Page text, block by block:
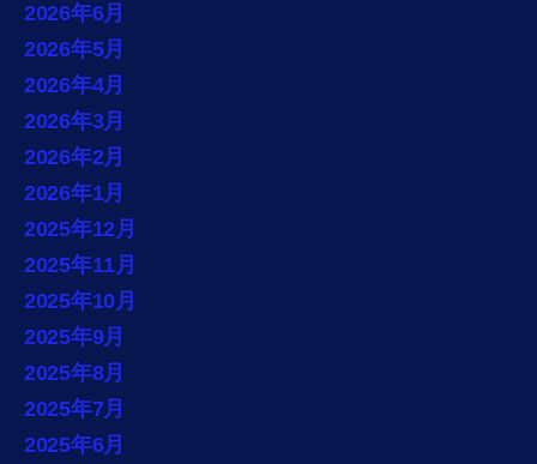
2026年6月
2026年5月
2026年4月
2026年3月
2026年2月
2026年1月
2025年12月
2025年11月
2025年10月
2025年9月
2025年8月
2025年7月
2025年6月